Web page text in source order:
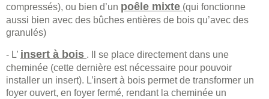
compressés), ou bien d’un poêle mixte (qui fonctionne
aussi bien avec des bûches entières de bois qu’avec des
granulés)
- L’ insert à bois . Il se place directement dans une
cheminée (cette dernière est nécessaire pour pouvoir
installer un insert). L’insert à bois permet de transformer un
foyer ouvert, en foyer fermé, rendant la cheminée un